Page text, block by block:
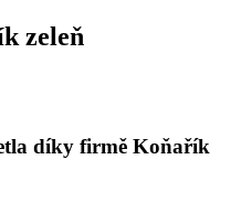
zeleň
díky firmě Koňařík